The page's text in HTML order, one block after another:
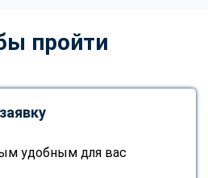
пройти
удобным для вас